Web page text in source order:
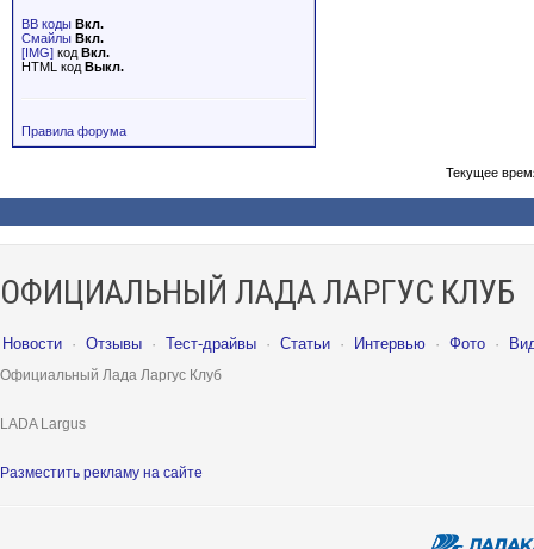
BB коды Вкл.
Смайлы Вкл.
[IMG] код Вкл.
HTML код Выкл.
Правила форума
Текущее
ОФИЦИАЛЬНЫЙ ЛАДА ЛАРГУС КЛУБ
Новости · Отзывы · Тест-драйвы · Статьи · Интервью · Фото ·
Официальный Лада Ларгус Клуб
LADA Largus
Разместить рекламу на сайте